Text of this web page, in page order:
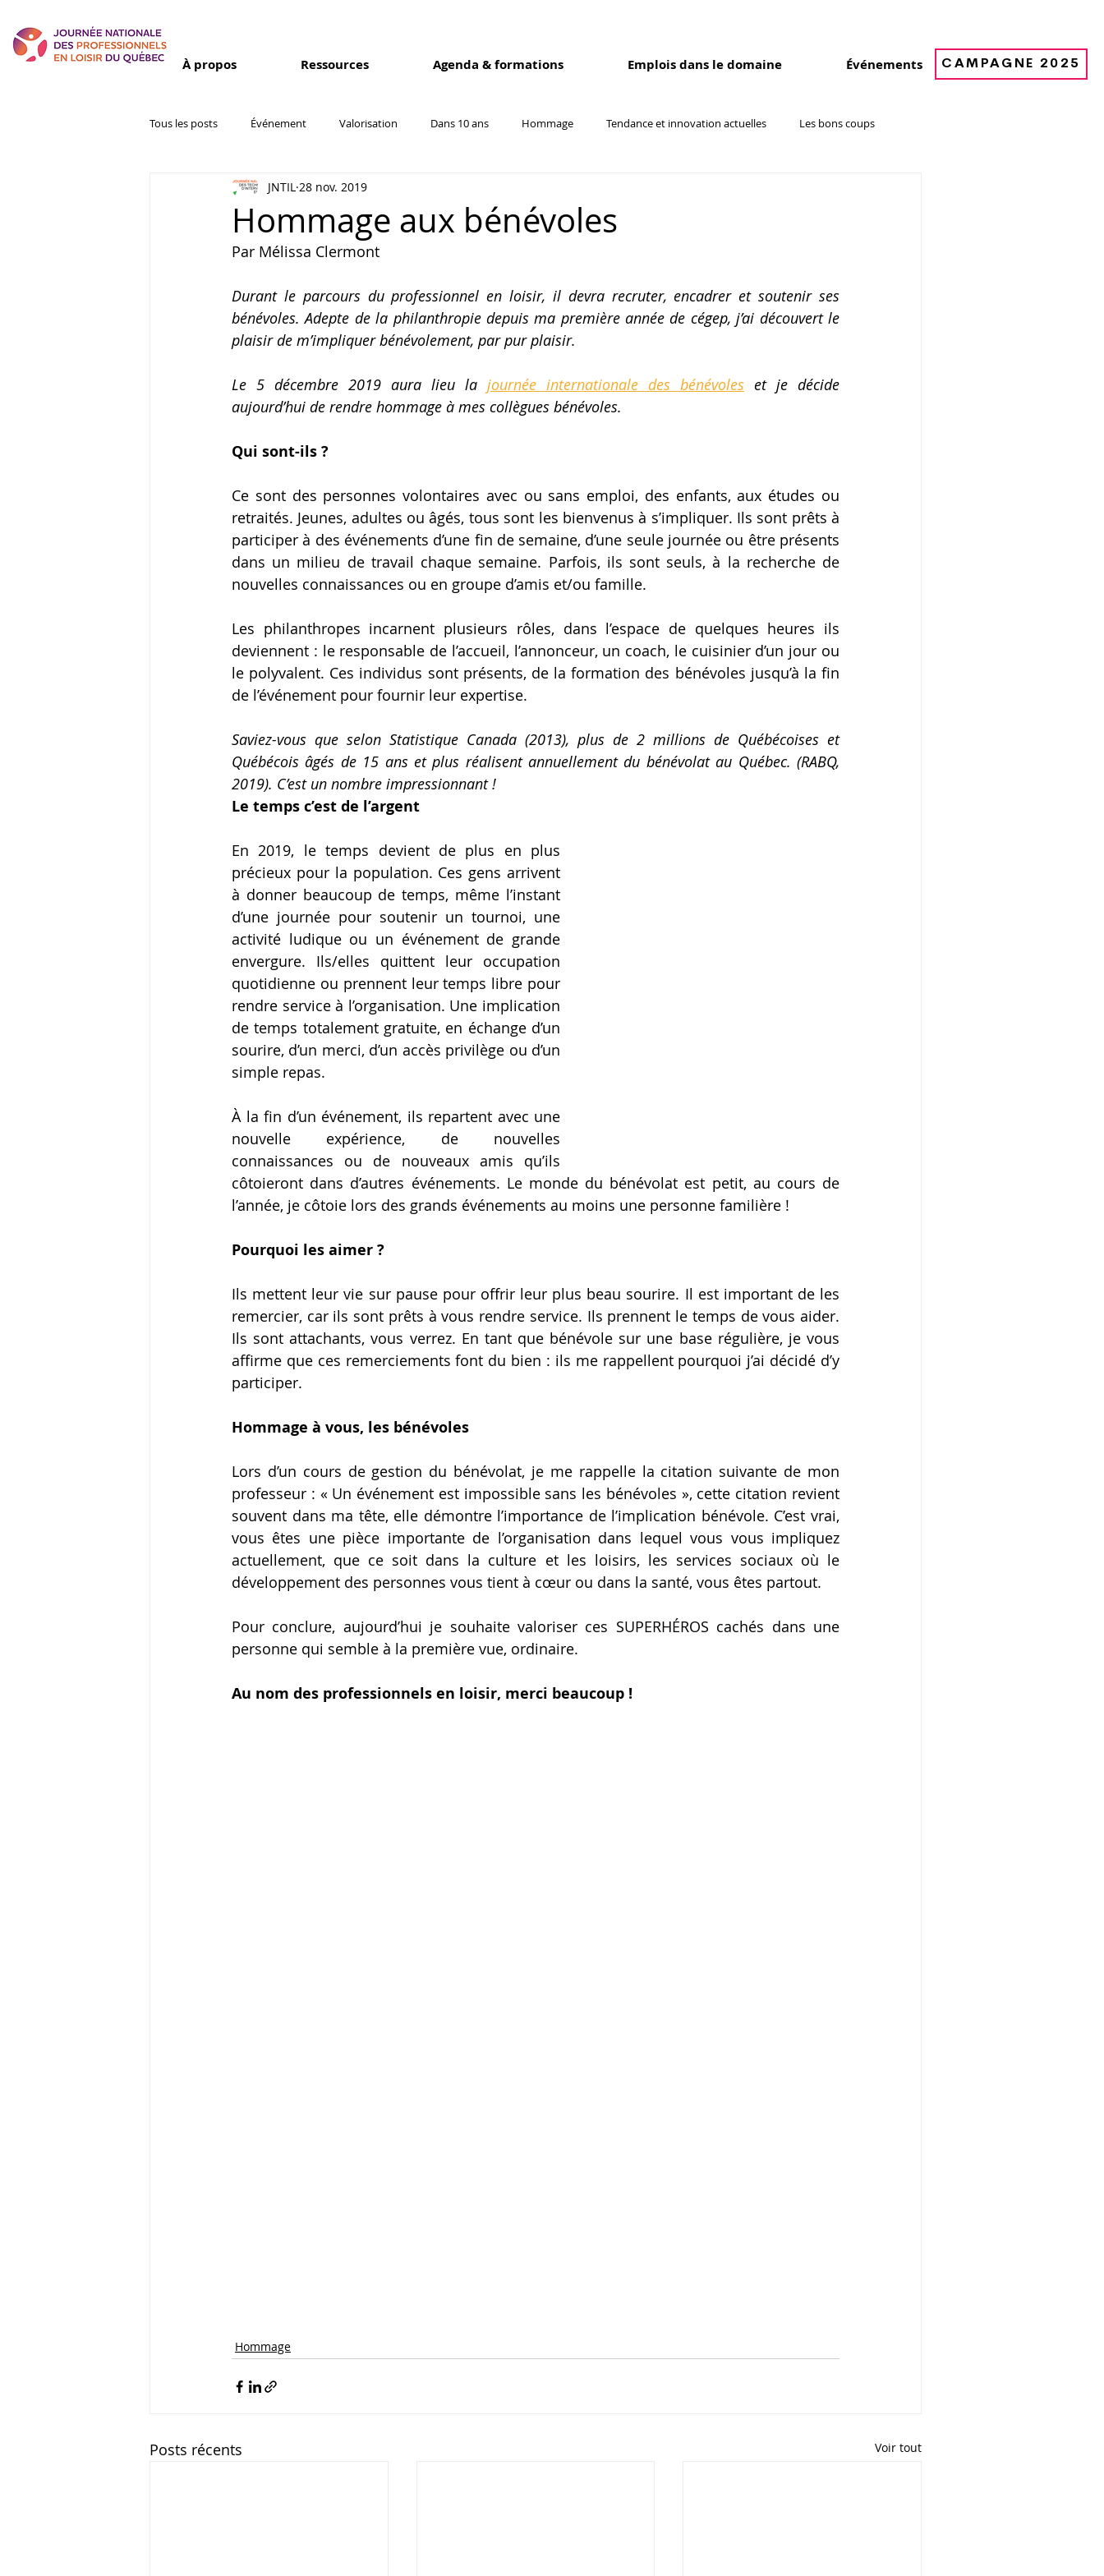
À propos Ressources Agenda & formations Emplois dans le domaine Événements CAMPAGNE 2025
Tous les posts Événement Valorisation Dans 10 ans Hommage Tendance et innovation actuelles Les bons coups
Inspiration Partenaires et collaborateurs
Hommage aux bénévoles
JNTIL 28 nov. 2019
Par Mélissa Clermont
Durant le parcours du professionnel en loisir, il devra recruter, encadrer et soutenir ses
bénévoles. Adepte de la philanthropie depuis ma première année de cégep, j’ai découvert le
plaisir de m’impliquer bénévolement, par pur plaisir.
Le 5 décembre 2019 aura lieu la journée internationale des bénévoles et je décide
aujourd’hui de rendre hommage à mes collègues bénévoles.
Qui sont-ils ?
Ce sont des personnes volontaires avec ou sans emploi, des enfants, aux études ou
retraités. Jeunes, adultes ou âgés, tous sont les bienvenus à s’impliquer. Ils sont prêts à
participer à des événements d’une fin de semaine, d’une seule journée ou être présents
dans un milieu de travail chaque semaine. Parfois, ils sont seuls, à la recherche de
nouvelles connaissances ou en groupe d’amis et/ou famille.
Les philanthropes incarnent plusieurs rôles, dans l’espace de quelques heures ils
deviennent : le responsable de l’accueil, l’annonceur, un coach, le cuisinier d’un jour ou
le polyvalent. Ces individus sont présents, de la formation des bénévoles jusqu’à la fin
de l’événement pour fournir leur expertise.
Saviez-vous que selon Statistique Canada (2013), plus de 2 millions de Québécoises et
Québécois âgés de 15 ans et plus réalisent annuellement du bénévolat au Québec. (RABQ,
2019). C’est un nombre impressionnant !
Le temps c’est de l’argent
En 2019, le temps devient de plus en plus
précieux pour la population. Ces gens arrivent
à donner beaucoup de temps, même l’instant
d’une journée pour soutenir un tournoi, une
activité ludique ou un événement de grande
envergure. Ils/elles quittent leur occupation
quotidienne ou prennent leur temps libre pour
rendre service à l’organisation. Une implication
de temps totalement gratuite, en échange d’un
sourire, d’un merci, d’un accès privilège ou d’un
simple repas.
À la fin d’un événement, ils repartent avec une
nouvelle expérience, de nouvelles
connaissances ou de nouveaux amis qu’ils
côtoieront dans d’autres événements. Le monde du bénévolat est petit, au cours de
l’année, je côtoie lors des grands événements au moins une personne familière !
Pourquoi les aimer ?
Ils mettent leur vie sur pause pour offrir leur plus beau sourire. Il est important de les
remercier, car ils sont prêts à vous rendre service. Ils prennent le temps de vous aider.
Ils sont attachants, vous verrez. En tant que bénévole sur une base régulière, je vous
affirme que ces remerciements font du bien : ils me rappellent pourquoi j’ai décidé d’y
participer.
Hommage à vous, les bénévoles
Lors d’un cours de gestion du bénévolat, je me rappelle la citation suivante de mon
professeur : « Un événement est impossible sans les bénévoles », cette citation revient
souvent dans ma tête, elle démontre l’importance de l’implication bénévole. C’est vrai,
vous êtes une pièce importante de l’organisation dans lequel vous vous impliquez
actuellement, que ce soit dans la culture et les loisirs, les services sociaux où le
développement des personnes vous tient à cœur ou dans la santé, vous êtes partout.
Pour conclure, aujourd’hui je souhaite valoriser ces SUPERHÉROS cachés dans une
personne qui semble à la première vue, ordinaire.
Au nom des professionnels en loisir, merci beaucoup !
Hommage
Posts récents Voir tout